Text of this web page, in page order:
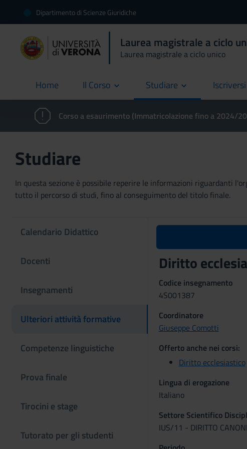
Dipartimento di Scienze Giuridiche
Laurea magistrale a ciclo
Laurea magistrale a ciclo unico
Home
current Il Corso Studiare Iscriversi
Corso a esaurimento (Immatricolazione fino a 2024/
Studiare
In questa sezione è possibile reperire le informazioni riguardanti
tutto il percorso di studi, fino al conseguimento del titolo finale.
Calendario Didattico
Docenti
Insegnamenti
Ulteriori attività formative
Competenze linguistiche
Prova finale
Tirocini e stage
Tutorato per gli studenti
Diritto
Codice insegnamento
4S001387
Coordinatore
Giuseppe Comotti
Offerto anche nei corsi:
Diritto ecclesiastico
Lingua di erogazione
Italiano
Settore Scientifico
IUS/11 - DIRITTO